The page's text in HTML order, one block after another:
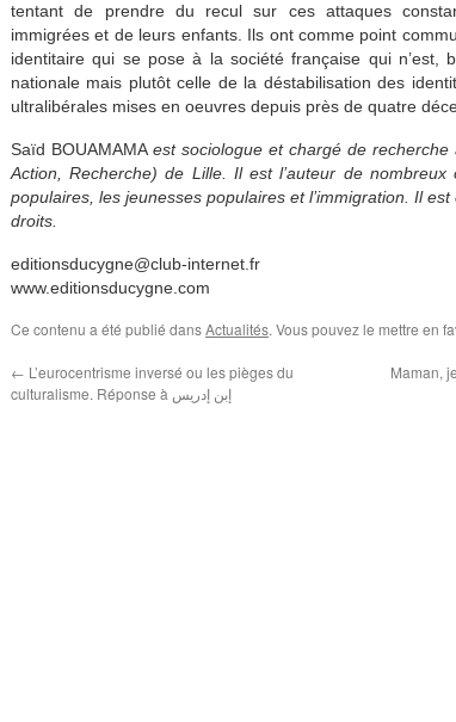
tentant de prendre du recul sur ces attaques
immigrées et de leurs enfants. Ils ont comme point
identitaire qui se pose à la société française qui n’est,
nationale mais plutôt celle de la déstabilisation des
ultralibérales mises en oeuvres depuis près de quatre
Saïd BOUAMAMA est sociologue et chargé de recherche
Action, Recherche) de Lille. Il est l’auteur de
populaires, les jeunesses populaires et l’immigration. Il
droits.
editionsducygne@club-internet.fr
www.editionsducygne.com
Ce contenu a été publié dansActualités. Vous pouvez le mettre en
← L’eurocentrisme inversé ou les pièges du
culturalisme. Réponse à إبن إدريس
Maman,